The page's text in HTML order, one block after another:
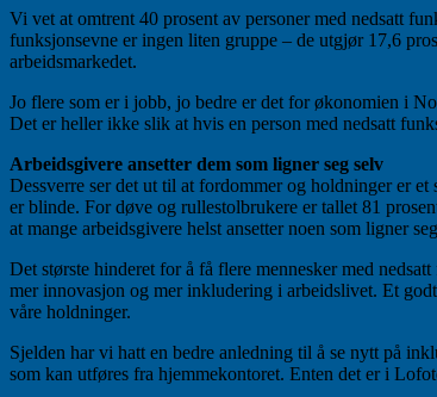
Vi vet at omtrent 40 prosent av personer med nedsatt
funksjonsevne er ingen liten gruppe – de utgjør 17,6
arbeidsmarkedet.
Jo flere som er i jobb, jo bedre er det for økonomien i
Det er heller ikke slik at hvis en person med nedsatt
Arbeidsgivere ansetter dem som ligner seg selv
Dessverre ser det ut til at fordommer og holdninger er
er blinde. For døve og rullestolbrukere er tallet 81
at mange arbeidsgivere helst ansetter noen som ligner
Det største hinderet for å få flere mennesker med
mer innovasjon og mer inkludering i arbeidslivet. Et
våre holdninger.
Sjelden har vi hatt en bedre anledning til å se nytt på
som kan utføres fra hjemmekontoret. Enten det er i